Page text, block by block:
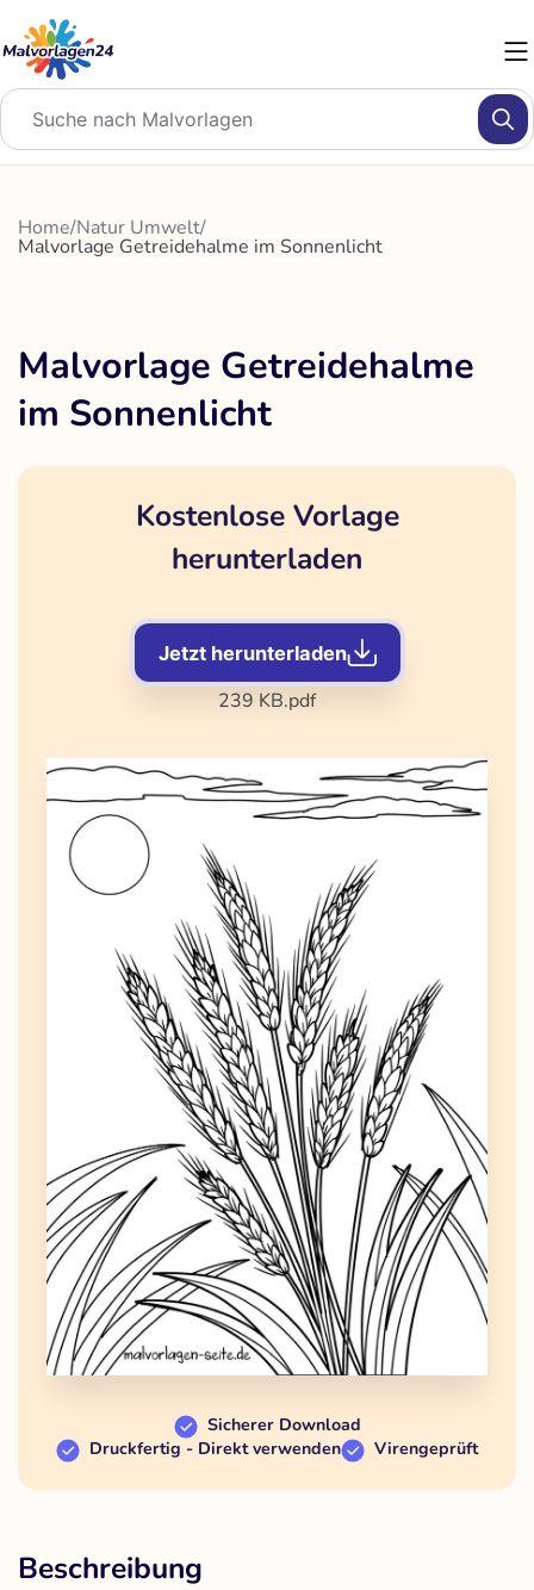
Inhalt
springen
Home/Natur Umwelt/
Malvorlage Getreidehalme im Sonnenlicht
Malvorlage Getreidehalme
im Sonnenlicht
Kostenlose Vorlage
herunterladen
Jetzt herunterladen
239 KB.pdf
Sicherer Download
Druckfertig - Direkt verwenden
Virengeprüft
Beschreibung